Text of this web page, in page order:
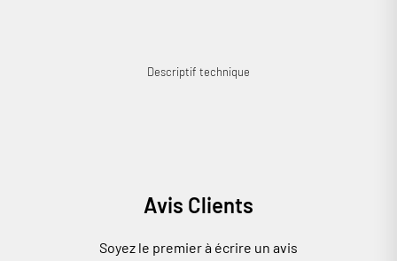
Descriptif technique
Avis Clients
Soyez le premier à écrire un avis